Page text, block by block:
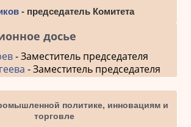
- председатель Комитета
досье
- Заместитель председателя
- Заместитель председателя
политике, инновациям и
торговле